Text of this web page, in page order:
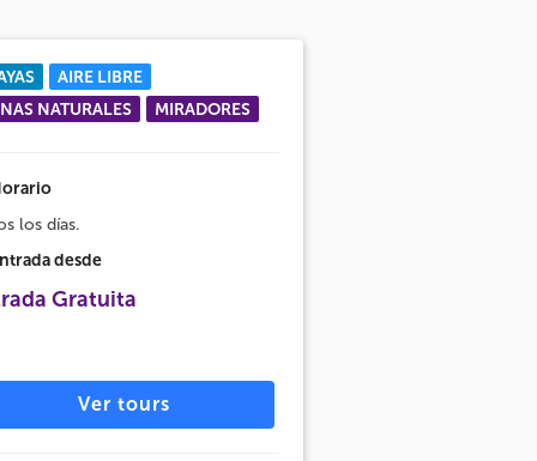
AIRE LIBRE
NATURALES
MIRADORES
los días.
desde
Gratuita
Ver tours